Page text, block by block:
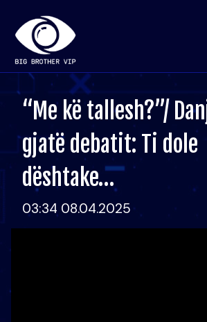
“Me kë tallesh?”/
gjatë debatit: Ti dole
dështake…
03:34 08.04.2025